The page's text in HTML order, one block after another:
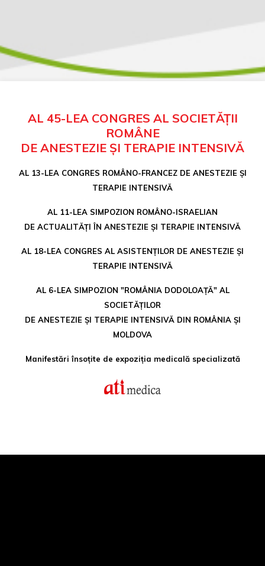
AL 45-LEA CONGRES AL SOCIETĂȚII
ROMÂNE
DE ANESTEZIE ȘI TERAPIE INTENSIVĂ
AL 13-LEA CONGRES ROMÂNO-FRANCEZ DE ANESTEZIE ȘI
TERAPIE INTENSIVĂ
AL 11-LEA SIMPOZION ROMÂNO-ISRAELIAN
DE ACTUALITĂȚI ÎN ANESTEZIE ȘI TERAPIE INTENSIVĂ
AL 18-LEA CONGRES AL ASISTENȚILOR DE ANESTEZIE ȘI
TERAPIE INTENSIVĂ
AL 6-LEA SIMPOZION "ROMÂNIA DODOLOAȚĂ" AL
SOCIETĂȚILOR
DE ANESTEZIE ȘI TERAPIE INTENSIVĂ DIN ROMÂNIA ȘI
MOLDOVA
Manifestări însoțite de expoziția medicală specializată